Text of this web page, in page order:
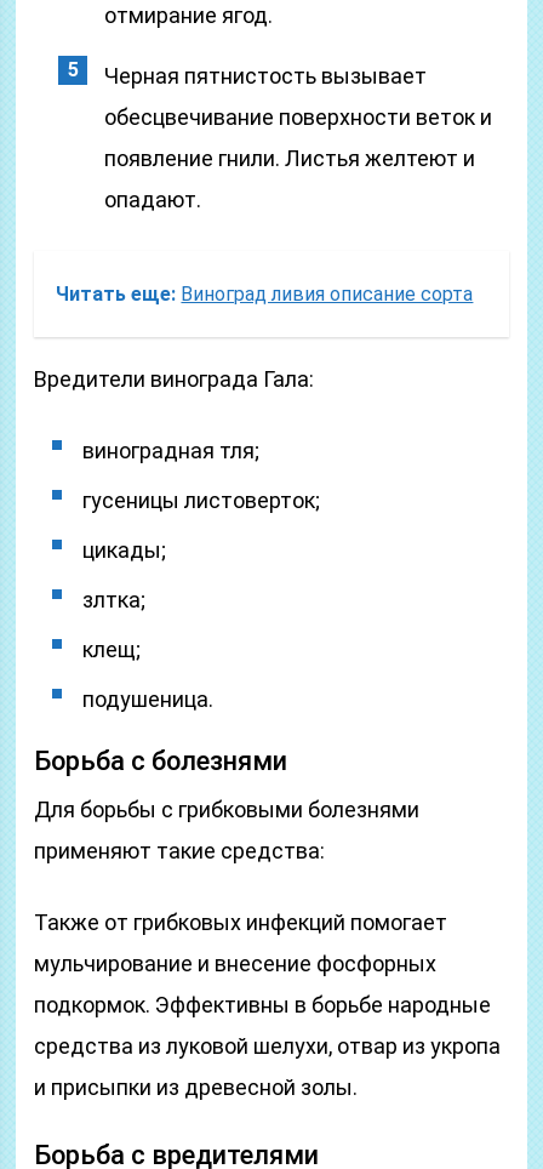
отмирание ягод.
Черная пятнистость вызывает
обесцвечивание поверхности веток и
появление гнили. Листья желтеют и
опадают.
Читать еще: Виноград ливия описание сорта
Вредители винограда Гала:
виноградная тля;
гусеницы листоверток;
цикады;
злтка;
клещ;
подушеница.
Борьба с болезнями
Для борьбы с грибковыми болезнями
применяют такие средства:
Также от грибковых инфекций помогает
мульчирование и внесение фосфорных
подкормок. Эффективны в борьбе народные
средства из луковой шелухи, отвар из укропа
и присыпки из древесной золы.
Борьба с вредителями